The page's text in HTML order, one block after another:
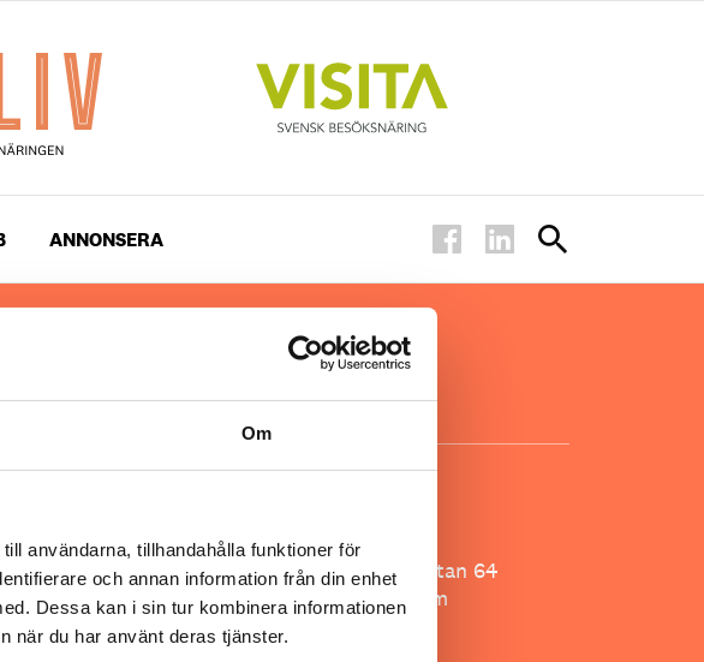
Om
användarna, tillhandahålla funktioner för
och annan information från din enhet
Dessa kan i sin tur kombinera informationen
när du har använt deras tjänster.
ANNONSERA
och snackisar inom
affärsmagasin för ägare
skyddat
Besöksliv
Spoon, Brännkyrkagatan 64
118 23 Stockholm